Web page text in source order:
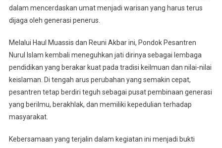
dalam mencerdaskan umat menjadi warisan yang harus terus
dijaga oleh generasi penerus.
Melalui Haul Muassis dan Reuni Akbar ini, Pondok Pesantren
Nurul Islam kembali meneguhkan jati dirinya sebagai lembaga
pendidikan yang berakar kuat pada tradisi keilmuan dan nilai-nilai
keislaman. Di tengah arus perubahan yang semakin cepat,
pesantren tetap berdiri teguh sebagai pusat pembinaan generasi
yang berilmu, berakhlak, dan memiliki kepedulian terhadap
masyarakat.
Kebersamaan yang terjalin dalam kegiatan ini menjadi bukti